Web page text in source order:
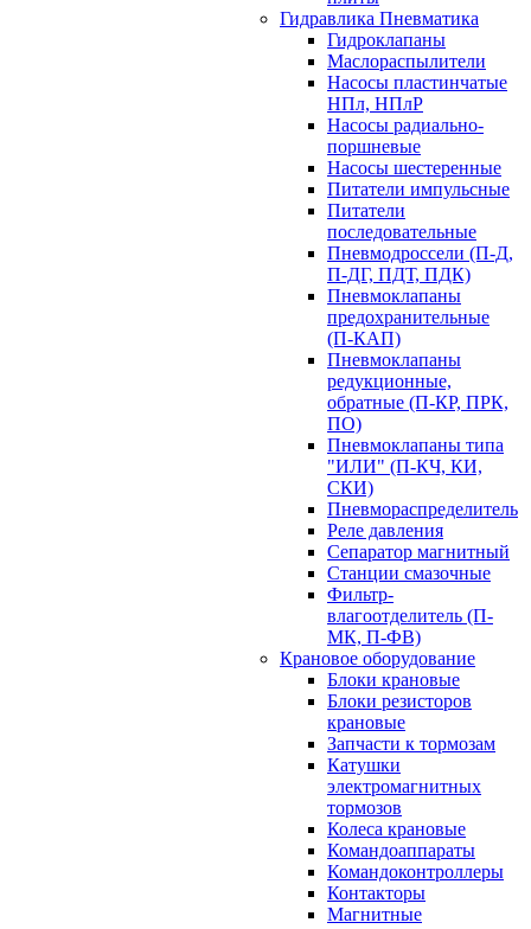
Гидравлика Пневматика
Гидроклапаны
Маслораспылители
Насосы пластинчатые
НПл, НПлР
Насосы радиально-
поршневые
Насосы шестеренные
Питатели импульсные
Питатели
последовательные
Пневмодроссели (П-Д,
П-ДГ, ПДТ, ПДК)
Пневмоклапаны
предохранительные
(П-КАП)
Пневмоклапаны
редукционные,
обратные (П-КР, ПРК,
ПО)
Пневмоклапаны типа
"ИЛИ" (П-КЧ, КИ,
СКИ)
Пневмораспределитель
Реле давления
Сепаратор магнитный
Станции смазочные
Фильтр-
влагоотделитель (П-
МК, П-ФВ)
Крановое оборудование
Блоки крановые
Блоки резисторов
крановые
Запчасти к тормозам
Катушки
электромагнитных
тормозов
Колеса крановые
Командоаппараты
Командоконтроллеры
Контакторы
Магнитные